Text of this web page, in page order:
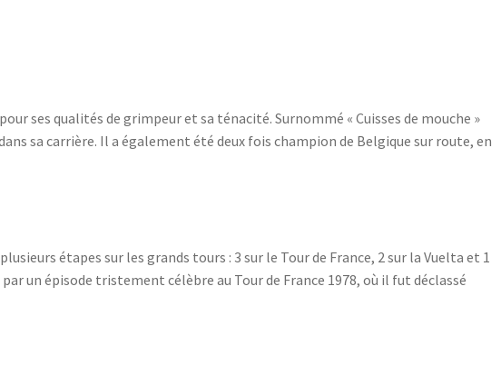
ses qualités de grimpeur et sa ténacité. Surnommé « Cuisses de mouche »
sa carrière. Il a également été deux fois champion de Belgique sur route, en
étapes sur les grands tours : 3 sur le Tour de France, 2 sur la Vuelta et 1
un épisode tristement célèbre au Tour de France 1978, où il fut déclassé